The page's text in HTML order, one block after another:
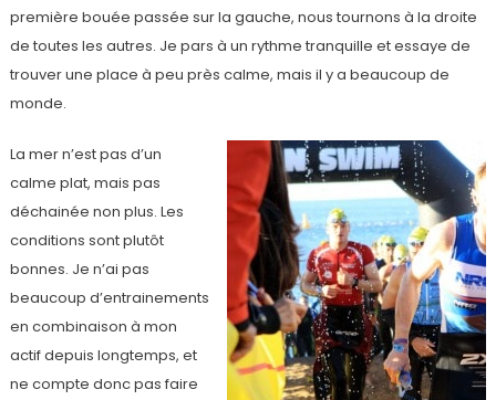
première bouée passée sur la gauche, nous tournons à la droite
de toutes les autres. Je pars à un rythme tranquille et essaye de
trouver une place à peu près calme, mais il y a beaucoup de
monde.
La mer n’est pas d’un
calme plat, mais pas
déchainée non plus. Les
conditions sont plutôt
bonnes. Je n’ai pas
beaucoup d’entrainements
en combinaison à mon
actif depuis longtemps, et
ne compte donc pas faire